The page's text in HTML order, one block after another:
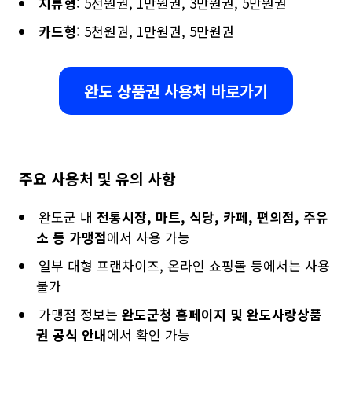
카드형: 5천원권, 1만원권, 5만원권
완도 상품권 사용처 바로가기
주요 사용처 및 유의 사항
완도군 내 전통시장, 마트, 식당, 카페, 편의점, 주유
소 등 가맹점에서 사용 가능
일부 대형 프랜차이즈, 온라인 쇼핑몰 등에서는 사용
불가
가맹점 정보는 완도군청 홈페이지 및 완도사랑상품
권 공식 안내에서 확인 가능